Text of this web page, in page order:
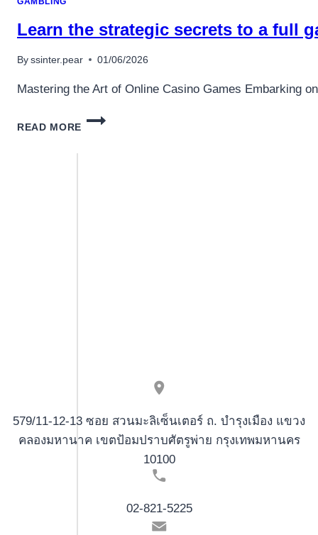
Learn the strategic secrets to a full
By ssinter.pear 01/06/2026
Mastering the Art of Online Casino Games Embarking
READ MORE
LEARN
579/11-12-13 ซอย สวนมะลิเซ็นเตอร์ ถ. บำรุงเมือง แขวง
คลองมหานาค เขตป้อมปราบศัตรูพ่าย กรุงเทพมหานคร
10100
02-821-5225